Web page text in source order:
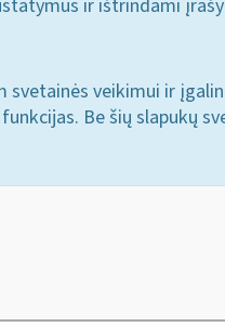
ir ištrindami
svetainės veikimui ir
Be šių slapukų